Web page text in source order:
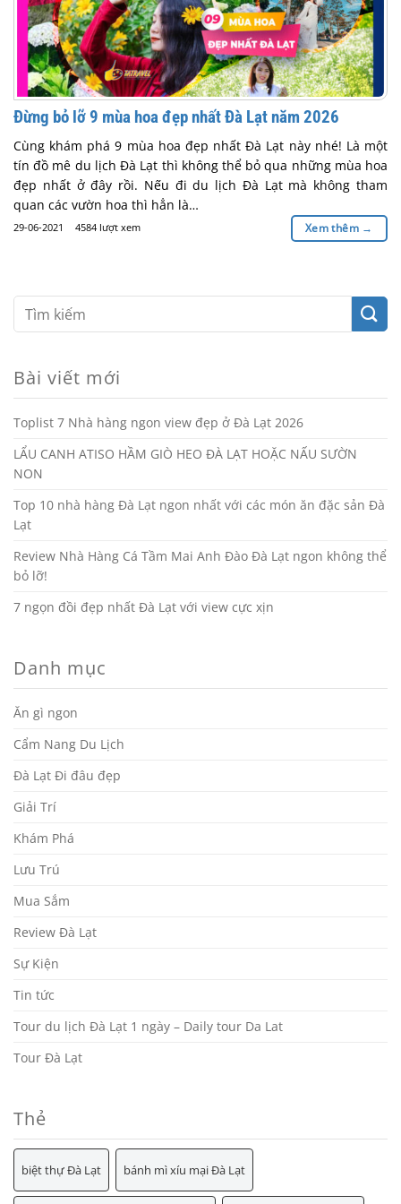
Đừng bỏ lỡ 9 mùa hoa đẹp nhất Đà Lạt năm 2026
Cùng khám phá 9 mùa hoa đẹp nhất Đà Lạt này nhé! Là một
tín đồ mê du lịch Đà Lạt thì không thể bỏ qua những mùa hoa
đẹp nhất ở đây rồi. Nếu đi du lịch Đà Lạt mà không tham
quan các vườn hoa thì hẳn là…
29-06-2021 4584 lượt xem Xem thêm →
Bài viết mới
Toplist 7 Nhà hàng ngon view đẹp ở Đà Lạt 2026
LẨU CANH ATISO HẦM GIÒ HEO ĐÀ LẠT HOẶC NẤU SƯỜN
NON
Top 10 nhà hàng Đà Lạt ngon nhất với các món ăn đặc sản Đà
Lạt
Review Nhà Hàng Cá Tầm Mai Anh Đào Đà Lạt ngon không thể
bỏ lỡ!
7 ngọn đồi đẹp nhất Đà Lạt với view cực xịn
Danh mục
Ăn gì ngon
Cẩm Nang Du Lịch
Đà Lạt Đi đâu đẹp
Giải Trí
Khám Phá
Lưu Trú
Mua Sắm
Review Đà Lạt
Sự Kiện
Tin tức
Tour du lịch Đà Lạt 1 ngày – Daily tour Da Lat
Tour Đà Lạt
Thẻ
biệt thự Đà Lạt bánh mì xíu mại Đà Lạt